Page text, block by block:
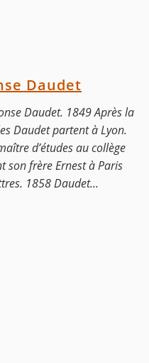
Daudet
Daudet. 1849 Après la
Daudet partent à Lyon.
d’études au collège
son frère Ernest à Paris
1858 Daudet...